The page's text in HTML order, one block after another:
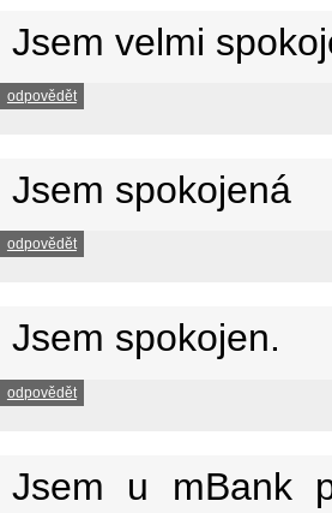
Jsem velmi
odpovědět
Jsem spokojená
odpovědět
Jsem spokojen.
odpovědět
Jsem u mBank